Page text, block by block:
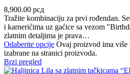
8,900.00 рсд
Tražite kombinaciju za prvi rođendan.
i karnerićima uz gaćice sa vezom
zlatnim detaljima je prava…
Odaberite opcije Ovaj proizvod ima
izabrane na stranici proizvoda.
Brzi pregled